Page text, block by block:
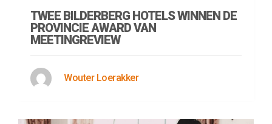
TWEE BILDERBERG HOTELS WINNEN DE
PROVINCIE AWARD VAN
MEETINGREVIEW
Wouter Loerakker